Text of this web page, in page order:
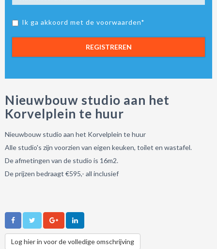
Ik ga akkoord met de voorwaarden*
REGISTREREN
Nieuwbouw studio aan het
Korvelplein te huur
Nieuwbouw studio aan het Korvelplein te huur
Alle studio's zijn voorzien van eigen keuken, toilet en wastafel.
De afmetingen van de studio is 16m2.
De prijzen bedraagt €595,- all inclusief
Log hier in voor de volledige omschrijving